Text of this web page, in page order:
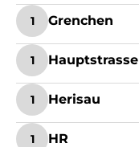
1 Grenchen
1 Hauptstrasse
1 Herisau
1 HR